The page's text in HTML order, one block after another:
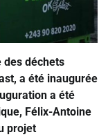
des déchets
a été inaugurée
a été
Félix-Antoine
projet